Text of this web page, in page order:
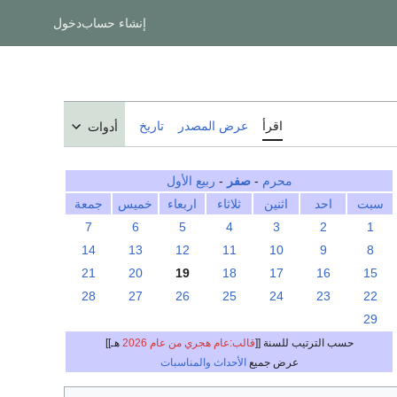
إنشاء حسابدخول
اقرأ عرض المصدر تاريخ أدوات
محرم -صفر - ربيع الأول
سبت
احد اثنين ثلاثاء اربعاء خميس
جمعة
1
2
3
4
5
6
7
8
9
10
11
12
13
14
15
16
17
18
19
20
21
22
23
24
25
26
27
28
29
حسب الترتيب للسنة [[قالب:عام هجري من عام 2026
هـ]]
عرض جميعالأحداث والمناسبات